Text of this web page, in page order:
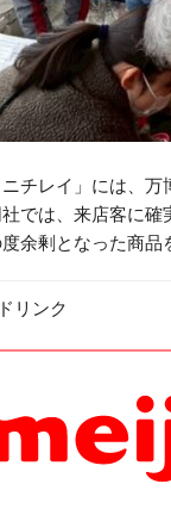
ニチレイ」には、
社では、来店客に
余剰となった商品
リンク